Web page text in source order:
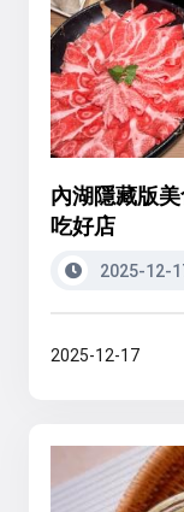
內湖隱藏版
吃好店
2025-12-
2025-12-17